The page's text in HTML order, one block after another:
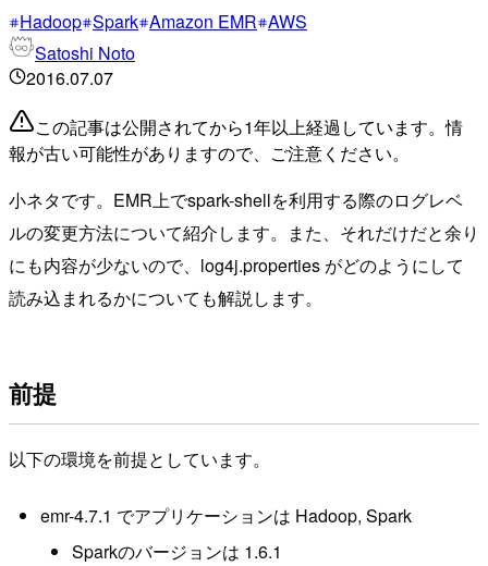
Hadoop Spark Amazon EMR AWS
Satoshi Noto
2016.07.07
この記事は公開されてから1年以上経過しています。情
報が古い可能性がありますので、ご注意ください。
小ネタです。EMR上でspark-shellを利用する際のログレベ
ルの変更方法について紹介します。また、それだけだと余り
にも内容が少ないので、log4j.properties がどのようにして
読み込まれるかについても解説します。
前提
以下の環境を前提としています。
emr-4.7.1 でアプリケーションは Hadoop, Spark
Sparkのバージョンは 1.6.1